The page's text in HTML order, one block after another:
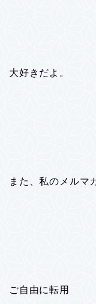
大好きだよ。
また、私のメルマ
ご自由に転用